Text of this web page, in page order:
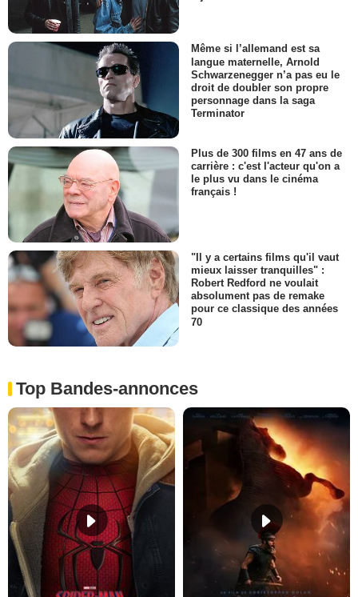
Même si l’allemand est sa
langue maternelle, Arnold
Schwarzenegger n’a pas eu le
droit de doubler son propre
personnage dans la saga
Terminator
Plus de 300 films en 47 ans de
carrière : c'est l'acteur qu'on a
le plus vu dans le cinéma
français !
"Il y a certains films qu'il vaut
mieux laisser tranquilles" :
Robert Redford ne voulait
absolument pas de remake
pour ce classique des années
70
Top Bandes-annonces